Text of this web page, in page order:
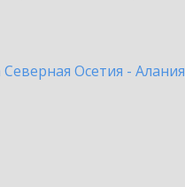
Северная Осетия - Алания